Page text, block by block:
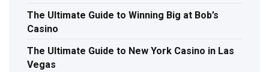
The Ultimate Guide to Winning Big at Bob’s
Casino
The Ultimate Guide to New York Casino in Las
Vegas